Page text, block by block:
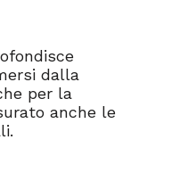
dalla
per la
anche le